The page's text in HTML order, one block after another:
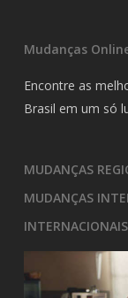
Mudanças
Encontre as
Brasil em um só
MUDANÇAS
MUDANÇAS
INTERNACIONAIS